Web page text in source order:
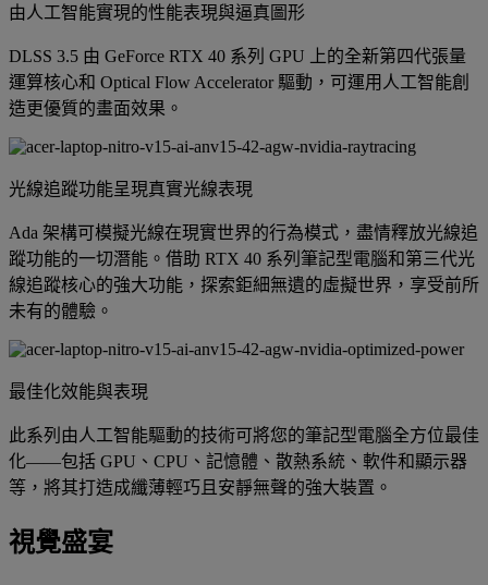
由人工智能實現的性能表現與逼真圖形
DLSS 3.5 由 GeForce RTX 40 系列 GPU 上的全新第四代張量
運算核心和 Optical Flow Accelerator 驅動，可運用人工智能創
造更優質的畫面效果。
光線追蹤功能呈現真實光線表現
Ada 架構可模擬光線在現實世界的行為模式，盡情釋放光線追
蹤功能的一切潛能。借助 RTX 40 系列筆記型電腦和第三代光
線追蹤核心的強大功能，探索鉅細無遺的虛擬世界，享受前所
未有的體驗。
最佳化效能與表現
此系列由人工智能驅動的技術可將您的筆記型電腦全方位最佳
化——包括 GPU、CPU、記憶體、散熱系統、軟件和顯示器
等，將其打造成纖薄輕巧且安靜無聲的強大裝置。
視覺盛宴